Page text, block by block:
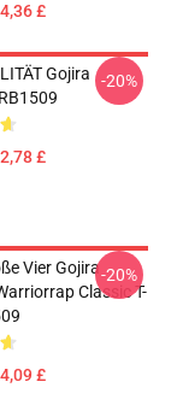
£
Gojira
£
-20%
Vier Gojira
Classic T-
£
-20%